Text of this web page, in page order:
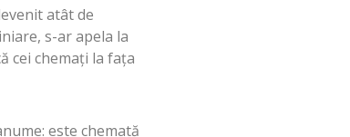
atât de
s-ar apela la
cei chemați la fața
este chemată